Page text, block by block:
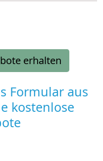
erhalten
Formular aus
kostenlose